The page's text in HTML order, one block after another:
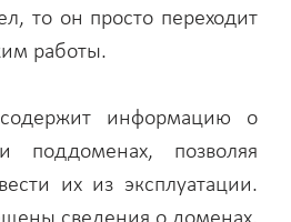
то он просто переходит
работы.
информацию о
поддоменах, позволяя
их из эксплуатации.